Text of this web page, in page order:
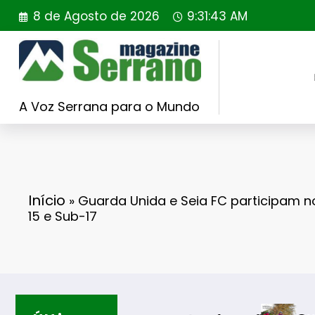
Saltar
para
conteúdo
8 de Agosto de 2026 9:31:44 AM
A Voz Serrana para o Mundo
Início » Guarda Unida e Seia FC participam
15 e Sub-17